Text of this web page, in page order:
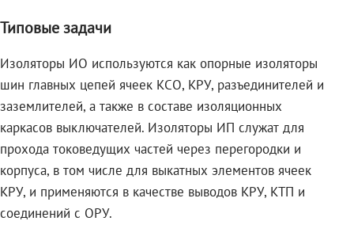
Типовые задачи
Изоляторы ИО используются как опорные изоляторы
шин главных цепей ячеек КСО, КРУ, разъединителей и
заземлителей, а также в составе изоляционных
каркасов выключателей. Изоляторы ИП служат для
прохода токоведущих частей через перегородки и
корпуса, в том числе для выкатных элементов ячеек
КРУ, и применяются в качестве выводов КРУ, КТП и
соединений с ОРУ.